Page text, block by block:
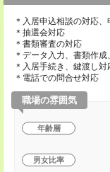
＊入居申込相談の対応、
＊抽選会対応
＊書類審査の対応
＊データ入力、書類作成
＊入居手続き、鍵渡し対
＊電話での問合せ対応
職場の雰囲気
年齢層
男女比率